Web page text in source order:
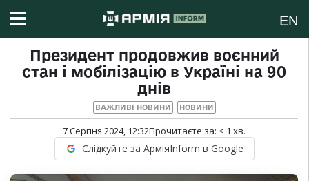
EN
Президент продовжив воєнний
стан і мобілізацію в Україні на 90
днів
ВАЖЛИВІ НОВИНИ НОВИНИ
7 Серпня 2024, 12:32Прочитаєте за: < 1 хв.
Слідкуйте за АрміяInform в Google